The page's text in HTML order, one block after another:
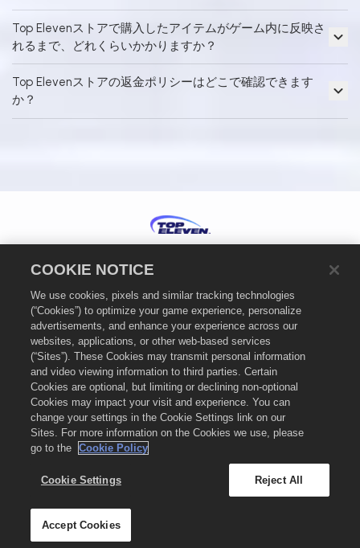
Top Elevenストアで購入したアイテムがゲーム内に反映さ
れるまで、どれくらいかかりますか？
Top Elevenストアの返金ポリシーはどこで確認できます
か？
プライバシー規約
サービス利用規約
Cookieポリシー
サポート
個人情報を販売・共有しない
Cookie設定
© 2026Nordeus Limited. "Top Eleven"およびTop ElevenのロゴはNordeus Limited
の商標です。Nordeus LimitedはTake-Two Interactive Softwareのグループ企業で
す。All rights reserved. Top ElevenストアはNordeus Limitedによって運営されてい
ます。オファーはTop Eleven: Be a Football Managerのゲーム内でのみ有効です。オ
ファーの利用可能性、価格、ゲーム形態は地域によって異なる場合があります。価格
は、形態、プラットフォーム、地域、および過去の購入アクティビティに基づいて変
COOKIE NOTICE
We use cookies, pixels and similar tracking technologies
(“Cookies”) to optimize your game experience, personalize
advertisements, and enhance your experience across our
websites, applications, or other web-based services
(“Sites”). These Cookies may transmit personal information
and video viewing information to third parties. Certain
Cookies are optional, but limiting or declining non-optional
Cookies may impact your visit and experience. You can
change your settings in the Cookie Settings link on our
Sites. For more information on the Cookies we use, please
go to the
Cookie Policy
Cookie Settings Reject All
Accept Cookies